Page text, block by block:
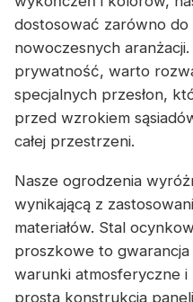
dostosować zarówno do
nowoczesnych
prywatność, warto
specjalnych przesłon,
przed wzrokiem
całej przestrzeni.
Nasze ogrodzenia
wynikającą z
materiałów. Stal
proszkowe to
warunki atmosferyczne
prosta konstrukcja